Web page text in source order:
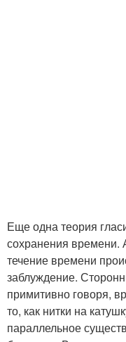
Еще одна теория
сохранения времени.
течение времени
заблуждение.
примитивно говоря,
то, как нитки на
параллельное